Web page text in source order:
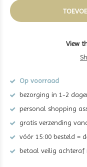
View
Op voorraad
bezorging in 1-2
personal shopping
gratis verzending
vóór 15:00 besteld =
betaal veilig achteraf